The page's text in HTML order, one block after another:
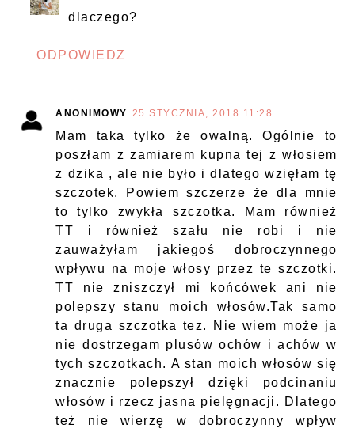
dlaczego?
ODPOWIEDZ
ANONIMOWY 25 STYCZNIA, 2018 11:28
Mam taka tylko że owalną. Ogólnie to
poszłam z zamiarem kupna tej z włosiem
z dzika , ale nie było i dlatego wzięłam tę
szczotek. Powiem szczerze że dla mnie
to tylko zwykła szczotka. Mam również
TT i również szału nie robi i nie
zauważyłam jakiegoś dobroczynnego
wpływu na moje włosy przez te szczotki.
TT nie zniszczył mi końcówek ani nie
polepszy stanu moich włosów.Tak samo
ta druga szczotka tez. Nie wiem może ja
nie dostrzegam plusów ochów i achów w
tych szczotkach. A stan moich włosów się
znacznie polepszył dzięki podcinaniu
włosów i rzecz jasna pielęgnacji. Dlatego
też nie wierzę w dobroczynny wpływ